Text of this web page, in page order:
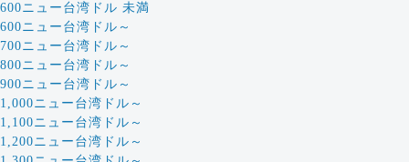
600ニュー台湾ドル 未満
600ニュー台湾ドル～
700ニュー台湾ドル～
800ニュー台湾ドル～
900ニュー台湾ドル～
1,000ニュー台湾ドル～
1,100ニュー台湾ドル～
1,200ニュー台湾ドル～